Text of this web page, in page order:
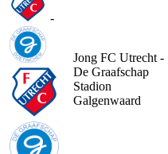
-
Jong FC Utrecht -
De Graafschap
Stadion
Galgenwaard